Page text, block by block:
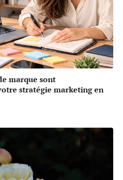
marque sont
stratégie marketing en